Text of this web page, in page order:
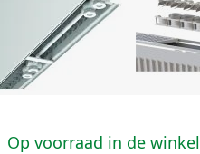
Op voorraad in de winkel